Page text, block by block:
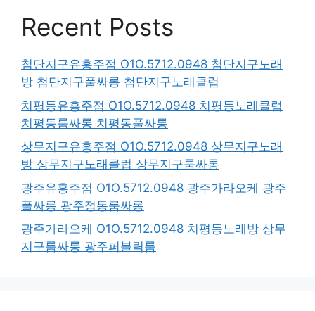
Recent Posts
첨단지구유흥주점 O1O.5712.0948 첨단지구노래
방 첨단지구풀싸롱 첨단지구노래클럽
치평동유흥주점 O1O.5712.0948 치평동노래클럽
치평동룸싸롱 치평동풀싸롱
상무지구유흥주점 O1O.5712.0948 상무지구노래
방 상무지구노래클럽 상무지구룸싸롱
광주유흥주점 O1O.5712.0948 광주가라오케 광주
풀싸롱 광주정통룸싸롱
광주가라오케 O1O.5712.0948 치평동노래방 상무
지구룸싸롱 광주퍼블릭룸